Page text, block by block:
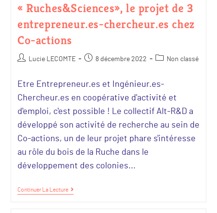
« Ruches&Sciences», le projet de 3
entrepreneur.es-chercheur.es chez
Co-actions
Lucie LECOMTE 8 décembre 2022 Non classé
Etre Entrepreneur.es et Ingénieur.es-
Chercheur.es en coopérative d'activité et
d'emploi, c'est possible ! Le collectif Alt-R&D a
développé son activité de recherche au sein de
Co-actions, un de leur projet phare s'intéresse
au rôle du bois de la Ruche dans le
développement des colonies...
Continuer La Lecture